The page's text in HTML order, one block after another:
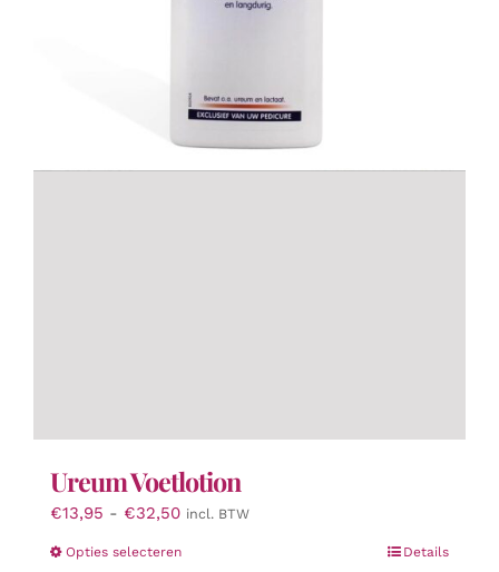
Ureum Voetlotion
€13,95 - €32,50Prijsklasse:
tot
incl. BTW
Opties selecterenDit
Details